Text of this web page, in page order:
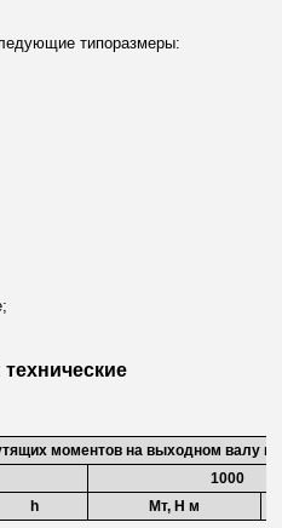
типоразмеры:
моментов на выходном валу и
1000
h Мт, Н м